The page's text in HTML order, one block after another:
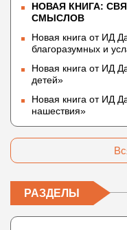
НОВАЯ КНИГА:
СМЫСЛОВ
Новая книга от ИД
благоразумных и
Новая книга от ИД
детей»
Новая книга от ИД
нашествия»
РАЗДЕЛЫ